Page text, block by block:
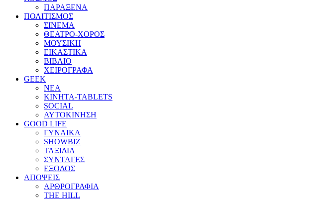
ΠΑΡΑΞΕΝΑ
ΠΟΛΙΤΙΣΜΟΣ
ΣΙΝΕΜΑ
ΘΕΑΤΡΟ-ΧΟΡΟΣ
ΜΟΥΣΙΚΗ
ΕΙΚΑΣΤΙΚΑ
ΒΙΒΛΙΟ
ΧΕΙΡΟΓΡΑΦΑ
GEEK
ΝΕΑ
ΚΙΝΗΤΑ-TABLETS
SOCIAL
ΑΥΤΟΚΙΝΗΣΗ
GOOD LIFE
ΓΥΝΑΙΚΑ
SHOWBIZ
ΤΑΞΙΔΙΑ
ΣΥΝΤΑΓΕΣ
ΕΞΟΔΟΣ
ΑΠΟΨΕΙΣ
ΑΡΘΡΟΓΡΑΦΙΑ
THE HILL